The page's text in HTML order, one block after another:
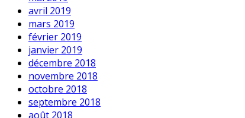
avril 2019
mars 2019
février 2019
janvier 2019
décembre 2018
novembre 2018
octobre 2018
septembre 2018
août 2018